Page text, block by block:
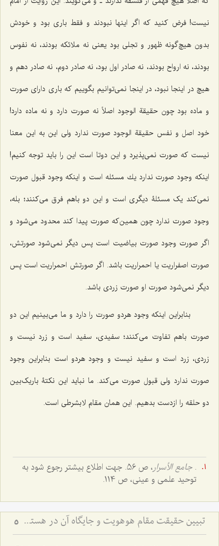
نیست! فرض كنید که اگر اینها نبودند و فقط بارى بود و خودش
بدون هیچ‌گونه ظهور و تجلى بود یعنی نه ملائكه بودند، نه نفوس
بودند، نه ارواح بودند، نه صادر اول بود، نه صادر دوم، نه صادر دهم و
هیچ در اینجا نبود، در اینجا نمى‌توانیم بگوییم که باری داراى صورت
و ماده بود چون حقیقة الوجود اصلاً نه صورت دارد و نه ماده دارد!
خود اصل و نفس حقیقة الوجود صورت ندارد ولى این به این معنا
نیست كه صورت نمى‌پذیرد و این دوتا است این را باید توجه كنیم!
اینکه وجود صورت ندارد یك مسئله است و اینکه وجود قبول صورت
نمى‌كند یک مسئلۀ دیگرى است و این دو باهم فرق مى‌كنند؛ بله،
وجود صورت ندارد چون همین‌كه صورت پیدا كند محدود مى‌شود و
اگر صورت وجود صورت بیاضیت است پس دیگر نمى‌شود صورتش،
صورت اصفراریت یا احمراریت باشد. اگر صورتش احمراریت است پس
دیگر نمى‌شود صورت او صورت زردى باشد.
بنابراین اینكه وجود هردو صورت را دارد و ما مى‌بینیم این دو
صورت باهم تفاوت مى‌كنند؛ سفیدى، سفید است و زرد نیست و
زردى، زرد است و سفید نیست و وجود هردو است بنابراین وجود
صورت ندارد ولى قبول صورت مى‌كند. ما نباید این نكتۀ باریک‌بین
دو حلقه را ازدست بدهیم. این همان مقام لابشرطى است.
.جامع الأسرار
، ص 56. جهت اطلاع بیشتر رجوع شود به
توحید علمى و عینى، ص 114.
تبیین حقیقت مقام هوهویت و جایگاه آن در هستی - تحلیل نسبت میان ذات باری‌تعالی و ظهورات عالم وجود 5